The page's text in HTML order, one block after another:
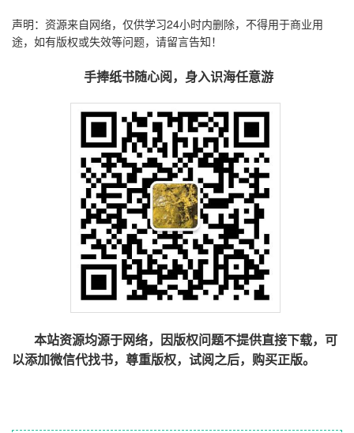
声明：资源来自网络，仅供学习24小时内删除，不得用于商业用
途，如有版权或失效等问题，请留言告知！
手捧纸书随心阅，身入识海任意游
本站资源均源于网络，因版权问题不提供直接下载，可
以添加微信代找书，尊重版权，试阅之后，购买正版。